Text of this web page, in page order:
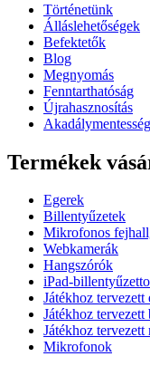
Történetünk
Álláslehetőségek
Befektetők
Blog
Megnyomás
Fenntarthatóság
Újrahasznosítás
Akadálymentesség
Termékek
Egerek
Billentyűzetek
Mikrofonos
Webkamerák
Hangszórók
iPad-
Játékhoz tervezett
Játékhoz
Játékhoz
Mikrofonok